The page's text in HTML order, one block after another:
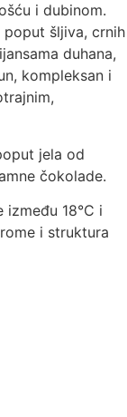
i dubinom.
poput šljiva, crnih
duhana,
kompleksan i
jela od
čokolade.
18°C i
i struktura